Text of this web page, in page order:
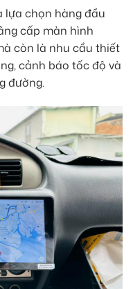
lựa chọn hàng đầu
cấp màn hình
còn là nhu cầu thiết
cảnh báo tốc độ và
đường.